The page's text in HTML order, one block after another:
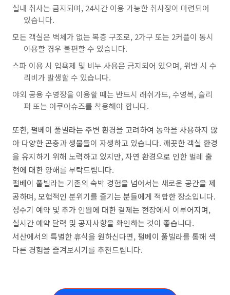
실내 취사는 금지되며, 24시간 이용 가능한 취사장이 마련되어
있습니다.
모든 객실은 벽체가 없는 복층 구조로, 2가구 또는 2커플이 동시
이용할 경우 불편할 수 있습니다.
스파 이용 시 입욕제 및 비누 사용은 금지되어 있으며, 위반 시 수
리비가 발생할 수 있습니다.
야외 공용 수영장을 이용할 때는 반드시 래쉬가드, 수영복, 슬리
퍼 또는 아쿠아슈즈를 착용해야 합니다.
또한, 펄베이 풀빌라는 주변 환경을 고려하여 농약을 사용하지 않
아 다양한 곤충과 생물들이 자생하고 있습니다. 깨끗한 객실 환경
을 유지하기 위해 노력하고 있지만, 자연 환경으로 인한 벌레 출
현에 대한 양해를 부탁드립니다.
펄베이 풀빌라는 기존의 숙박 경험을 넘어서는 새로운 공간을 제
공하며, 모험적인 분위기를 즐기는 분들에게 적합한 장소입니다.
성수기 예약 및 추가 인원에 대한 결제는 현장에서 이루어지며,
실시간 예약 달력 및 공지사항을 확인하는 것이 좋습니다.
서산에서의 특별한 휴식을 원하신다면, 펄베이 풀빌라를 통해 색
다른 경험을 즐겨보시기를 추천드립니다.